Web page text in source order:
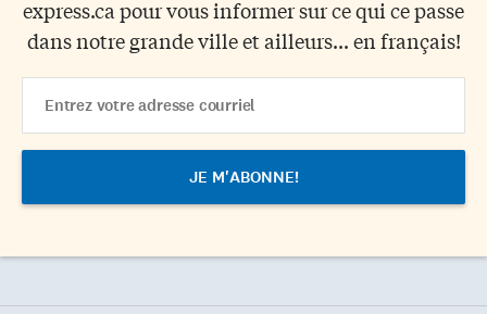
express.ca pour vous informer sur ce qui ce passe
dans notre grande ville et ailleurs... en français!
Address